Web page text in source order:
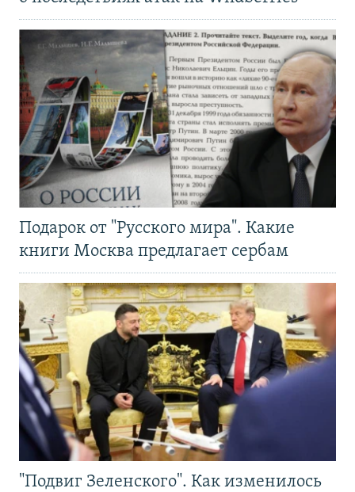
Подарок от "Русского мира". Какие
книги Москва предлагает сербам
"Подвиг Зеленского". Как изменилось